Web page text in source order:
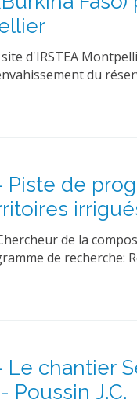
d'IRSTEA
du
Piste de
de la
de recherche:
Le chantier
Poussin J.C.